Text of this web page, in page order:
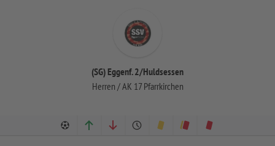
(SG) Eggenf. 2/Huldsessen
Herren / AK 17 Pfarrkirchen